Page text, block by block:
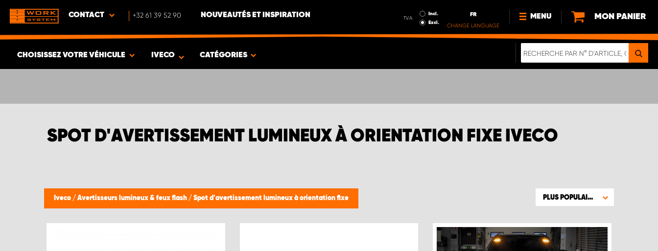
CONTACT +32 61 39 52 90 NOUVEAUTÉS ET INSPIRATION T.V.A.
Incl.
Excl.
FR
CHANGE LANGUAGE
MENU
NOUVEAUTÉS
MON PANIER
CHOISISSEZ VOTRE VÉHICULE IVECO CATÉGORIES
SPOT D'AVERTISSEMENT LUMINEUX À ORIENTATION FIXE IVECO
Iveco / Avertisseurs lumineux & feux flash / Spot d'avertissement lumineux à orientation fixe PLUS POPULAIRE